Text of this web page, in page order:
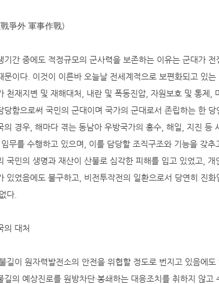
爭外 軍事作戰)
기간 중에도 적정규모의 군사력을 보존하는 이유는 군대가
문이다. 이것이 이른바 오늘날 전세계적으로 보편화되고 있
천재지변 및 재해대처, 내란 및 폭동진압, 자원보호 및 통제
당함으로써 국민의 군대이며 국가의 군대로서 존립하는 한 당
의 경우, 해마다 겪는 동남아 우방국가의 홍수, 해일, 지진
무를 수행하고 있으며, 이를 담당할 조직구조와 기능을 갖추
국민의 생명과 재산이 산불로 심각한 피해를 입고 있었고,
있었음에도 불구하고, 비전투작전의 일환으로서 당연히 진
다.
의 대처
길이 원자력발전소의 안전을 위협할 정도로 번지고 있음에
길의 예상진로를 원방차단·봉쇄하는 대응조치를 취하지 않